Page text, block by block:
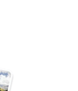
ses peintres
Plus au
l’algue et
pour ses